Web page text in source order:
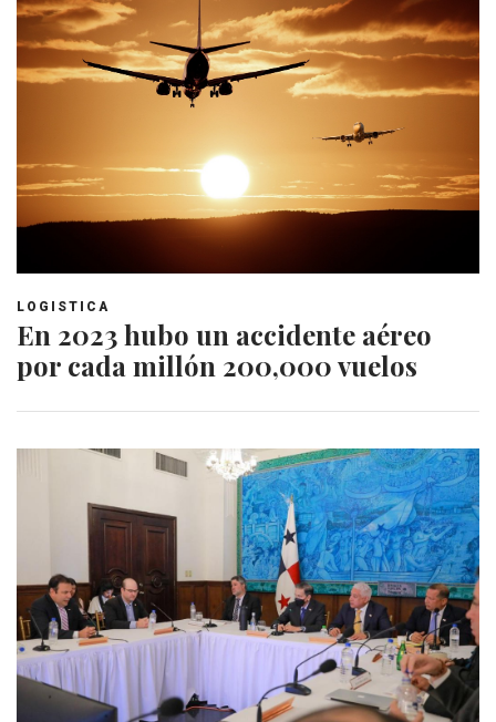
LOGISTICA
En 2023 hubo un accidente aéreo
por cada millón 200,000 vuelos